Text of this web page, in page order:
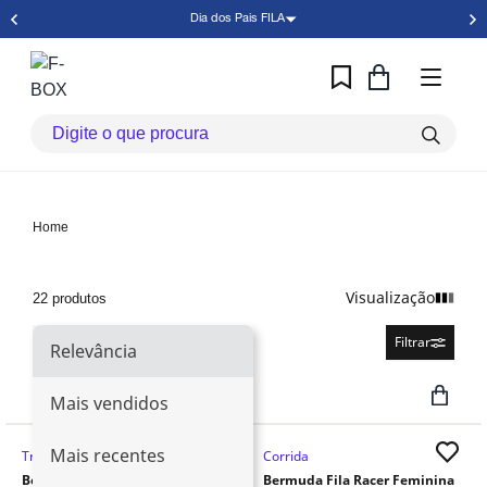
Dia dos Pais FILA
Home
22 produtos Visualização
Relevância
Relevância
Mais vendidos
Mais recentes
Filtrar
Treino E Academia
Bermuda Fila Flat Life Long II
Corrida
Bermuda Fila Racer Feminina